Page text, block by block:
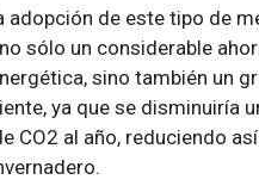
adopción de este tipo de
sólo un considerable
sino también un
ya que se disminuiría
CO2 al año, reduciendo